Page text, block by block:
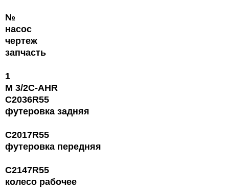
№
насос
чертеж
запчасть
1
М 3/2C-AHR
C2036R55
футеровка задняя
C2017R55
футеровка передняя
C2147R55
колесо рабочее